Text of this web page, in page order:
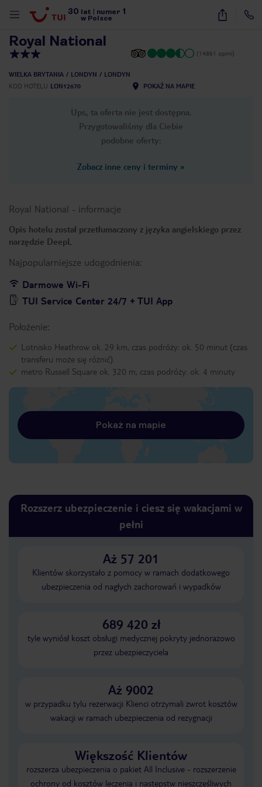
30 lat numer 1
w Polsce
30
Royal National
(14861 opinii)
WIELKA BRYTANIA LONDYN
LONDYN
KOD HOTELU LON12670 POKAŻ NA MAPIE
Ups, ta oferta nie jest dostępna.
Przygotowaliśmy dla Ciebie
podobne oferty:
Zobacz inne ceny i terminy »
Royal National - informacje
Opis hotelu został przetłumaczony z języka angielskiego przez
narzędzie DeepL
Najpopularniejsze udogodnienia:
Darmowe Wi-Fi
TUI Service Center 24/7 + TUI App
Położenie:
Lotnisko Heathrow ok. 29 km, czas podróży: ok. 50 minut (czas
transferu może się różnić).
metro Russell Square ok. 320 m, czas podróży: ok. 4 minuty
Pokaż na mapie
Rozszerz ubezpieczenie i ciesz się wakacjami w
pełni
Aż 57 201
Klientów skorzystało z pomocy w ramach dodatkowego
ubezpieczenia od nagłych zachorowań i wypadków
689 420 zł
tyle wyniósł koszt obsługi medycznej pokryty jednorazowo
przez ubezpieczyciela
Aż 9002
w przypadku tylu rezerwacji Klienci otrzymali zwrot kosztów
wakacji w ramach ubezpieczenia od rezygnacji
Większość Klientów
rozszerza ubezpieczenia o pakiet All Inclusive - rozszerzenie
ochrony od kosztów leczenia i następstw nieszczęśliwych